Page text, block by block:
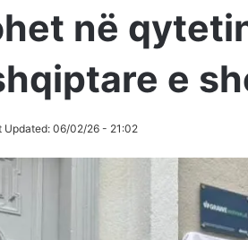
në
e
Updated: 06/02/26 - 21:02